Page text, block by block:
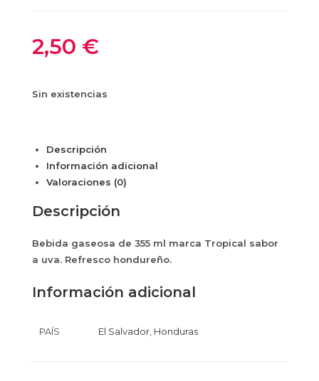
2,50 €
Sin existencias
Descripción
Información adicional
Valoraciones (0)
Descripción
Bebida gaseosa de 355 ml marca Tropical sabor
a uva. Refresco hondureño.
Información adicional
PAÍS El Salvador Honduras